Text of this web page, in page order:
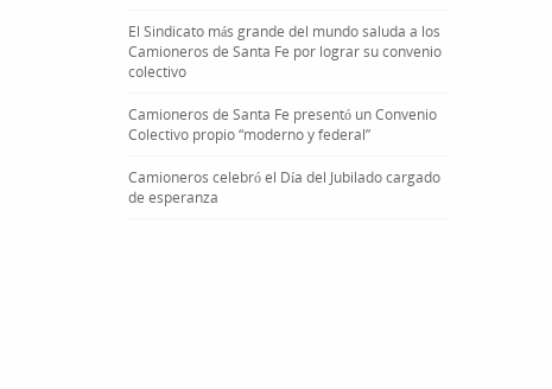
El Sindicato más grande del mundo saluda a los
Camioneros de Santa Fe por lograr su convenio
colectivo
Camioneros de Santa Fe presentó un Convenio
Colectivo propio “moderno y federal”
Camioneros celebró el Día del Jubilado cargado
de esperanza